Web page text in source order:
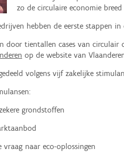
zo de circulaire economie
hebben de eerste stappen in
door tientallen cases van
op de website van
volgens vijf zakelijke
grondstoffen
vraag naar eco-oplossingen